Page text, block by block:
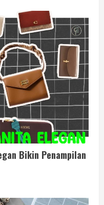
Bikin Penampilan